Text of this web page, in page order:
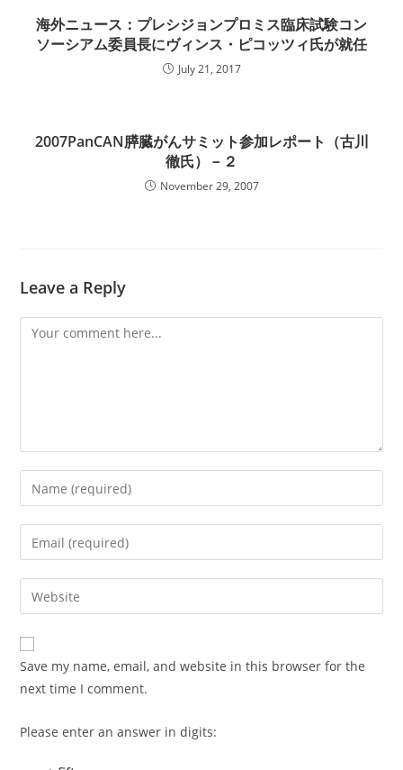
海外ニュース：プレシジョンプロミス臨床試験コン
ソーシアム委員長にヴィンス・ピコッツィ氏が就任
July 21, 2017
2007PanCAN膵臓がんサミット参加レポート（古川
徹氏）－２
November 29, 2007
Leave a Reply
Comment
Enter
your
name
comment
Enter
your
email
address
comment
Enter
your
website
URL
(optional)
Save my name, email, and website in this browser for the
next time I comment.
Please enter an answer in digits: